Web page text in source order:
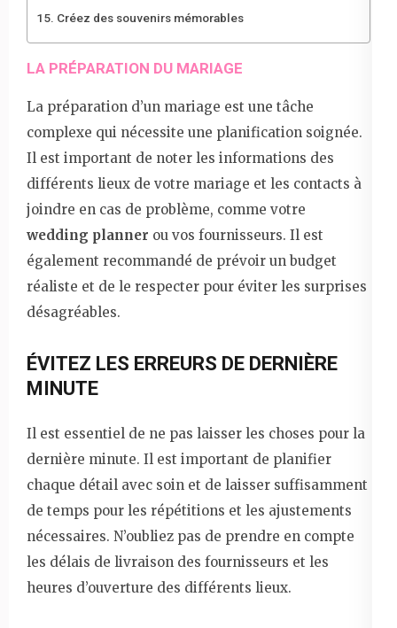
Créez des souvenirs mémorables
LA PRÉPARATION DU MARIAGE
La préparation d’un mariage est une tâche
complexe qui nécessite une planification soignée.
Il est important de noter les informations des
différents lieux de votre mariage et les contacts à
joindre en cas de problème, comme votre
wedding planner ou vos fournisseurs. Il est
également recommandé de prévoir un budget
réaliste et de le respecter pour éviter les surprises
désagréables.
ÉVITEZ LES ERREURS DE DERNIÈRE
MINUTE
Il est essentiel de ne pas laisser les choses pour la
dernière minute. Il est important de planifier
chaque détail avec soin et de laisser suffisamment
de temps pour les répétitions et les ajustements
nécessaires. N’oubliez pas de prendre en compte
les délais de livraison des fournisseurs et les
heures d’ouverture des différents lieux.